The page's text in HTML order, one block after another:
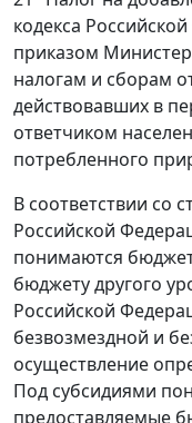
кодекса
приказом
налогам и сборам
действовавших в
ответчиком
потребленного
В соответствии со
Российской
понимаются
бюджету другого
Российской
безвозмездной и
осуществление
Под субсидиями
предоставляемые